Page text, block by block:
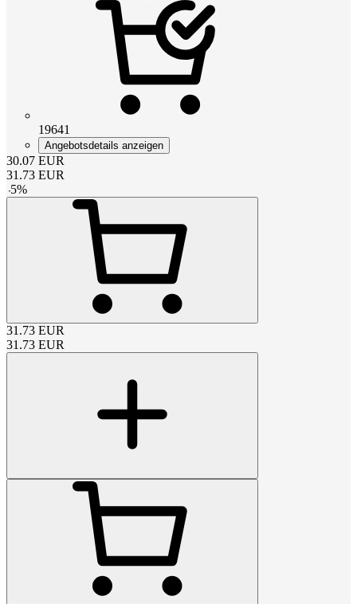
19641
Angebotsdetails anzeigen
30.07 EUR
31.73 EUR
-5%
31.73 EUR
31.73 EUR